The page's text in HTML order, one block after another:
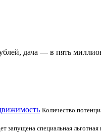
дача — в пять
Количество
запущена специальная